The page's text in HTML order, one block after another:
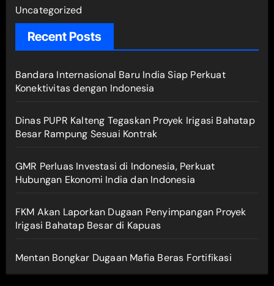
Uncategorized
Recent Posts
Bandara Internasional Baru India Siap Perkuat
Konektivitas dengan Indonesia
Dinas PUPR Kalteng Tegaskan Proyek Irigasi Bahatap
Besar Rampung Sesuai Kontrak
GMR Perluas Investasi di Indonesia, Perkuat
Hubungan Ekonomi India dan Indonesia
FKM Akan Laporkan Dugaan Penyimpangan Proyek
Irigasi Bahatap Besar di Kapuas
Mentan Bongkar Dugaan Mafia Beras Fortifikasi